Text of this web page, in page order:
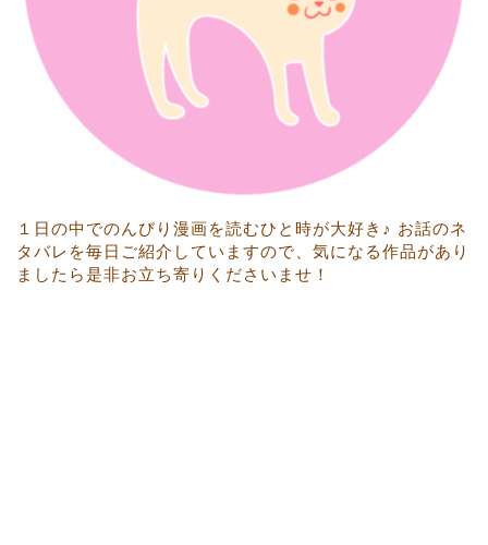
１日の中でのんびり漫画を読むひと時が大好き♪ お話のネ
タバレを毎日ご紹介していますので、気になる作品があり
ましたら是非お立ち寄りくださいませ！